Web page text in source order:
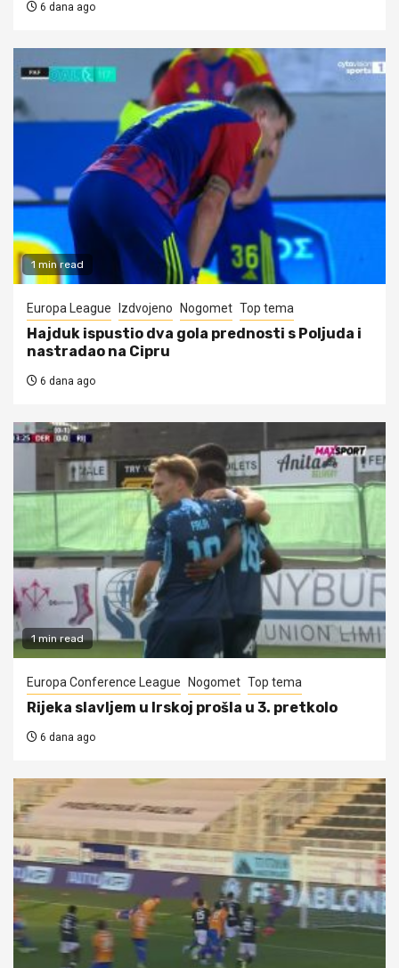
6 dana ago
1 min read
Europa League Izdvojeno Nogomet Top tema
Hajduk ispustio dva gola prednosti s Poljuda i
nastradao na Cipru
6 dana ago
1 min read
Europa Conference League Nogomet Top tema
Rijeka slavljem u Irskoj prošla u 3. pretkolo
6 dana ago